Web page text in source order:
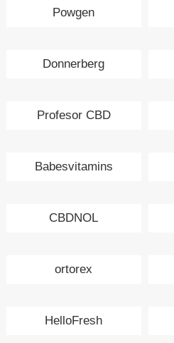
Powgen
Donnerberg
Profesor CBD
Babesvitamins
CBDNOL
ortorex
HelloFresh